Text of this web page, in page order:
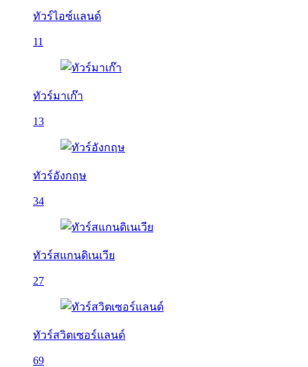
ทัวร์ไอซ์แลนด์
11
ทัวร์มาเก๊า
13
ทัวร์อังกฤษ
34
ทัวร์สแกนดิเนเวีย
27
ทัวร์สวิตเซอร์แลนด์
69